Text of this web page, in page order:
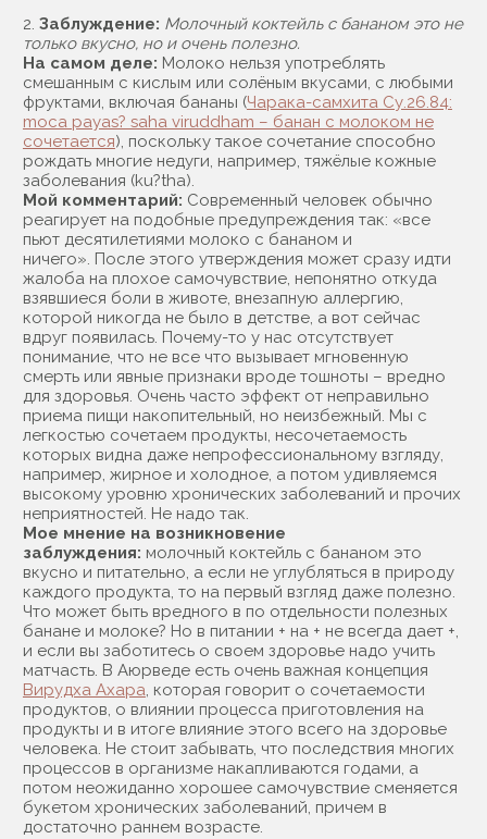
2. Заблуждение: Молочный коктейль с бананом это не
только вкусно, но и очень полезно.
На самом деле: Молоко нельзя употреблять
смешанным с кислым или солёным вкусами, с любыми
фруктами, включая бананы (Чарака-самхита Су.26.84:
moca payas? saha viruddham – банан с молоком не
сочетается), поскольку такое сочетание способно
рождать многие недуги, например, тяжёлые кожные
заболевания (ku?tha).
Мой комментарий: Современный человек обычно
реагирует на подобные предупреждения так: «все
пьют десятилетиями молоко с бананом и
ничего». После этого утверждения может сразу идти
жалоба на плохое самочувствие, непонятно откуда
взявшиеся боли в животе, внезапную аллергию,
которой никогда не было в детстве, а вот сейчас
вдруг появилась. Почему-то у нас отсутствует
понимание, что не все что вызывает мгновенную
смерть или явные признаки вроде тошноты – вредно
для здоровья. Очень часто эффект от неправильно
приема пищи накопительный, но неизбежный. Мы с
легкостью сочетаем продукты, несочетаемость
которых видна даже непрофессиональному взгляду,
например, жирное и холодное, а потом удивляемся
высокому уровню хронических заболеваний и прочих
неприятностей. Не надо так.
Мое мнение на возникновение
заблуждения: молочный коктейль с бананом это
вкусно и питательно, а если не углубляться в природу
каждого продукта, то на первый взгляд даже полезно.
Что может быть вредного в по отдельности полезных
банане и молоке? Но в питании + на + не всегда дает +,
и если вы заботитесь о своем здоровье надо учить
матчасть. В Аюрведе есть очень важная концепция
Вирудха Ахара, которая говорит о сочетаемости
продуктов, о влиянии процесса приготовления на
продукты и в итоге влияние этого всего на здоровье
человека. Не стоит забывать, что последствия многих
процессов в организме накапливаются годами, а
потом неожиданно хорошее самочувствие сменяется
букетом хронических заболеваний, причем в
достаточно раннем возрасте.